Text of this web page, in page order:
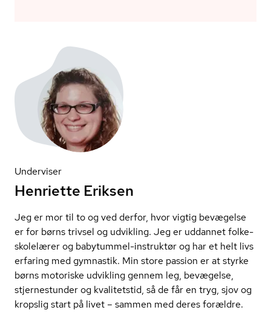
Underviser
Henriette Eriksen
Jeg er mor til to og ved derfor, hvor vigtig bevægelse
er for børns trivsel og udvikling. Jeg er uddannet fol­ke­
sko­le­læ­rer og babytummel-instruktør og har et helt livs
erfaring med gymnastik. Min store passion er at styrke
børns motoriske udvikling gennem leg, bevægelse,
stjernestunder og kvalitetstid, så de får en tryg, sjov og
kropslig start på livet – sammen med deres forældre.